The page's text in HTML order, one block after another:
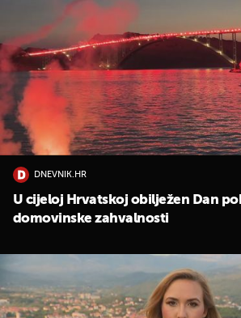
DNEVNIK.HR
U cijeloj Hrvatskoj obilježen Dan
domovinske zahvalnosti